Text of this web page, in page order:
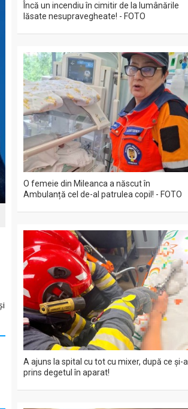
Încă un incendiu în cimitir de la lumânările
lăsate nesupravegheate! - FOTO
O femeie din Mileanca a născut în
Ambulanță cel de-al patrulea copil! - FOTO
A ajuns la spital cu tot cu mixer, după ce și-a
prins degetul în aparat!